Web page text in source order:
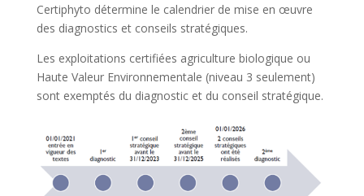
Certiphyto détermine le calendrier de mise en œuvre
des diagnostics et conseils stratégiques.
Les exploitations certifiées agriculture biologique ou
Haute Valeur Environnementale (niveau 3 seulement)
sont exemptés du diagnostic et du conseil stratégique.